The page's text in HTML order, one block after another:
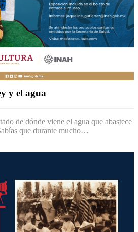
y el agua
de dónde viene el agua que abastece
que durante mucho…